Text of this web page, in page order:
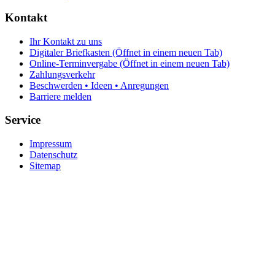
Kontakt
Ihr Kontakt zu uns
Digitaler Briefkasten (Öffnet in einem neuen Tab)
Online-Terminvergabe (Öffnet in einem neuen Tab)
Zahlungsverkehr
Beschwerden • Ideen • Anregungen
Barriere melden
Service
Impressum
Datenschutz
Sitemap